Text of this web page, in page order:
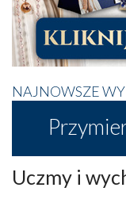
NAJNOWSZE
Uczmy i